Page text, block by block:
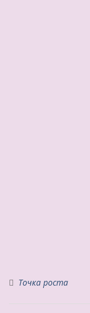
Точка роста